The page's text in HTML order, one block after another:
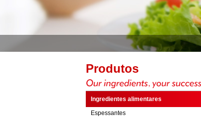
Produtos
Ingredientes alimentares
Espessantes